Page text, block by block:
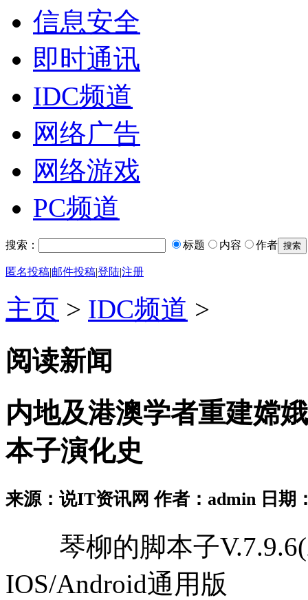
信息安全
即时通讯
IDC频道
网络广告
网络游戏
PC频道
搜索： 标题 内容 作者
匿名投稿|邮件投稿|登陆|注册
主页 > IDC频道 >
阅读新闻
内地及港澳学者重建嫦
本子演化史
来源：说IT资讯网 作者：admin 日期
琴柳的脚本子
IOS/Android通用版